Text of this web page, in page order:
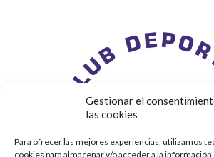
Gestionar el
las cookies
Para ofrecer las mejores experiencias, utilizamos
cookies para almacenar y/o acceder a la